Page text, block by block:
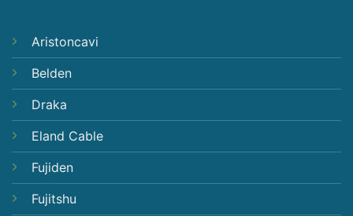
Aristoncavi
Belden
Draka
Eland Cable
Fujiden
Fujitshu